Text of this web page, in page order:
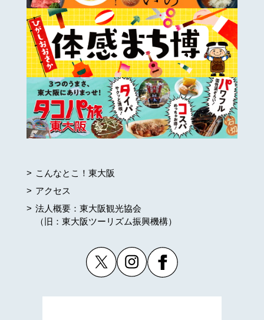
こんなとこ！東大阪
アクセス
法人概要：東大阪観光協会
（旧：東大阪ツーリズム振興機構）